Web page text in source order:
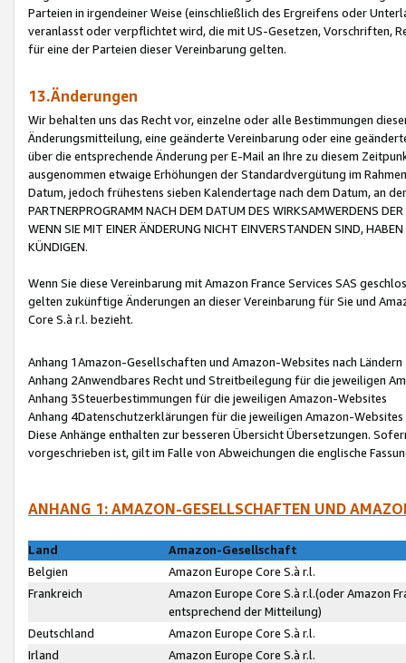
Parteien in irgendeiner Weise (einschließlich des Ergreifens oder
veranlasst oder verpflichtet wird, die mit US-Gesetzen, Vorschriften,
für eine der Parteien dieser Vereinbarung gelten.
13.Änderungen
Wir behalten uns das Recht vor, einzelne oder alle Bestimmungen
Änderungsmitteilung, eine geänderte Vereinbarung oder eine
über die entsprechende Änderung per E-Mail an Ihre zu diesem
ausgenommen etwaige Erhöhungen der Standardvergütung im
Datum, jedoch frühestens sieben Kalendertage nach dem Datum, an
PARTNERPROGRAMM NACH DEM DATUM DES WIRKSAMWERDENS
WENN SIE MIT EINER ÄNDERUNG NICHT EINVERSTANDEN SIND,
KÜNDIGEN.
Wenn Sie diese Vereinbarung mit Amazon France Services SAS
gelten zukünftige Änderungen an dieser Vereinbarung für Sie und
Core S.à r.l. bezieht.
Anhang 1Amazon-Gesellschaften und Amazon-Websites nach Ländern
Anhang 2Anwendbares Recht und Streitbeilegung für die jeweiligen
Anhang 3Steuerbestimmungen für die jeweiligen Amazon-Websites
Anhang 4Datenschutzerklärungen für die jeweiligen Amazon-Websites
Diese Anhänge enthalten zur besseren Übersicht Übersetzungen.
vorgeschrieben ist, gilt im Falle von Abweichungen die englische
ANHANG 1: AMAZON-GESELLSCHAFTEN UND
Land
Amazon-Gesellschaft
Belgien
Amazon Europe Core S.à r.l.
Frankreich
Amazon Europe Core S.à r.l.(oder Amazon
entsprechend der Mitteilung)
Deutschland
Amazon Europe Core S.à r.l.
Irland
Amazon Europe Core S.à r.l.